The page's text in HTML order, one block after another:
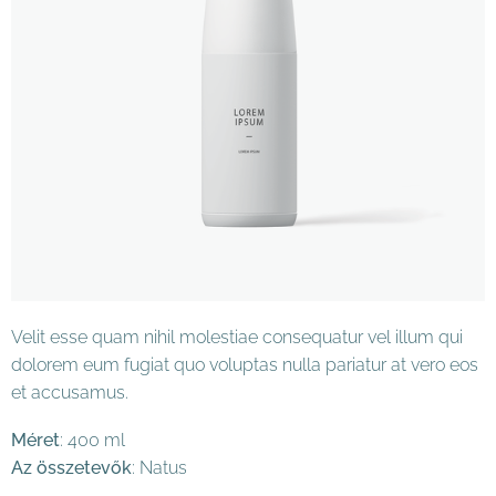
Velit esse quam nihil molestiae consequatur vel illum qui
dolorem eum fugiat quo voluptas nulla pariatur at vero eos
et accusamus.
Méret: 400 ml
Az összetevők: Natus